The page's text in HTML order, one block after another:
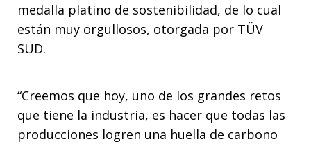
medalla platino de sostenibilidad, de lo cual
están muy orgullosos, otorgada por TÜV
SÜD.
“Creemos que hoy, uno de los grandes retos
que tiene la industria, es hacer que todas las
producciones logren una huella de carbono